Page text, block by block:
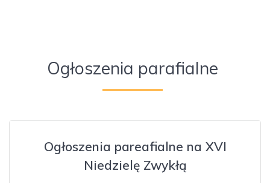
Ogłoszenia parafialne
Ogłoszenia pareafialne na XVI
Niedzielę Zwykłą